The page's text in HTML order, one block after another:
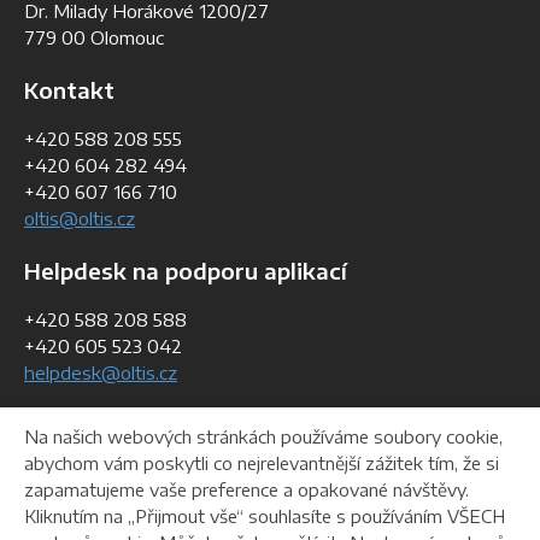
Dr. Milady Horákové 1200/27
779 00 Olomouc
Kontakt
+420 588 208 555
+420 604 282 494
+420 607 166 710
oltis@oltis.cz
Helpdesk na podporu aplikací
+420 588 208 588
+420 605 523 042
helpdesk@oltis.cz
Fakturační údaje
IČO:268 47 281
DIČ:CZ26847281
Na našich webových stránkách používáme soubory cookie,
abychom vám poskytli co nejrelevantnější zážitek tím, že si
zapamatujeme vaše preference a opakované návštěvy.
Kliknutím na „Přijmout vše“ souhlasíte s používáním VŠECH